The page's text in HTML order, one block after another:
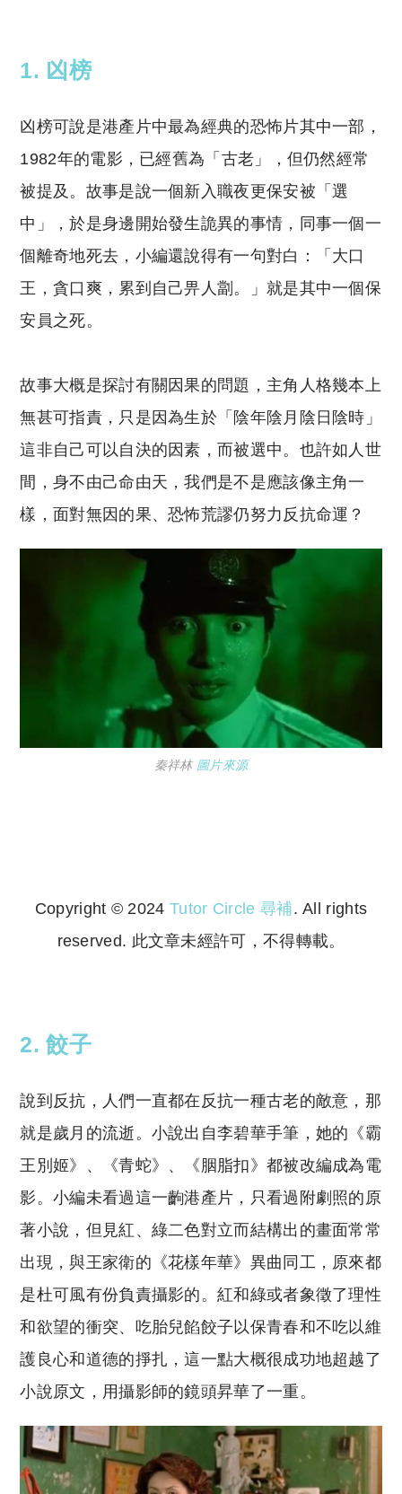
1. 凶榜
凶榜可說是港產片中最為經典的恐怖片其中一部，
1982年的電影，已經舊為「古老」，但仍然經常
被提及。故事是說一個新入職夜更保安被「選
中」，於是身邊開始發生詭異的事情，同事一個一
個離奇地死去，小編還說得有一句對白：「大口
王，貪口爽，累到自己畀人劏。」就是其中一個保
安員之死。
故事大概是探討有關因果的問題，主角人格幾本上
無甚可指責，只是因為生於「陰年陰月陰日陰時」
這非自己可以自決的因素，而被選中。也許如人世
間，身不由己命由天，我們是不是應該像主角一
樣，面對無因的果、恐怖荒謬仍努力反抗命運？
秦祥林 圖片來源
Copyright © 2024 Tutor Circle 尋補. All rights
reserved. 此文章未經許可，不得轉載。
2. 餃子
說到反抗，人們一直都在反抗一種古老的敵意，那
就是歲月的流逝。小說出自李碧華手筆，她的《霸
王別姬》、《青蛇》、《胭脂扣》都被改編成為電
影。小編未看過這一齣港產片，只看過附劇照的原
著小說，但見紅、綠二色對立而結構出的畫面常常
出現，與王家衛的《花樣年華》異曲同工，原來都
是杜可風有份負責攝影的。紅和綠或者象徵了理性
和欲望的衝突、吃胎兒餡餃子以保青春和不吃以維
護良心和道德的掙扎，這一點大概很成功地超越了
小說原文，用攝影師的鏡頭昇華了一重。